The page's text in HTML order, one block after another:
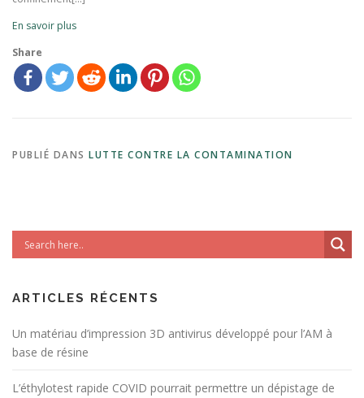
En savoir plus
Share
PUBLIÉ DANS LUTTE CONTRE LA CONTAMINATION
ARTICLES RÉCENTS
Un matériau d’impression 3D antivirus développé pour l’AM à
base de résine
L’éthylotest rapide COVID pourrait permettre un dépistage de